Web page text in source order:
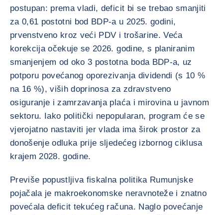
postupan: prema vladi, deficit bi se trebao smanjiti
za 0,61 postotni bod BDP-a u 2025. godini,
prvenstveno kroz veći PDV i trošarine. Veća
korekcija očekuje se 2026. godine, s planiranim
smanjenjem od oko 3 postotna boda BDP-a, uz
potporu povećanog oporezivanja dividendi (s 10 %
na 16 %), viših doprinosa za zdravstveno
osiguranje i zamrzavanja plaća i mirovina u javnom
sektoru. Iako politički nepopularan, program će se
vjerojatno nastaviti jer vlada ima širok prostor za
donošenje odluka prije sljedećeg izbornog ciklusa
krajem 2028. godine.
Previše popustljiva fiskalna politika Rumunjske
pojačala je makroekonomske neravnoteže i znatno
povećala deficit tekućeg računa. Naglo povećanje